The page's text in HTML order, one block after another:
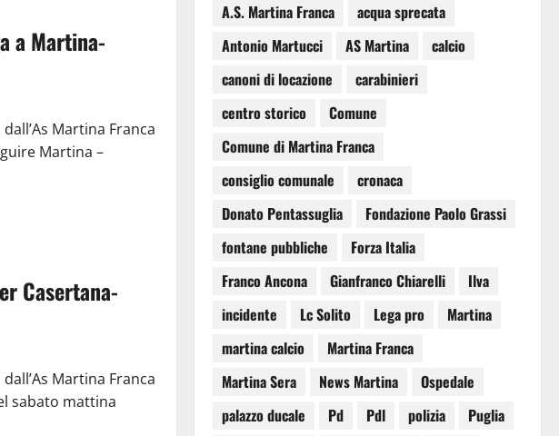
a Martina-
Martina Franca
Martina –
Casertana-
Martina Franca
sabato mattina
A.S. Martina Franca
acqua sprecata
Antonio Martucci
AS Martina
calcio
canoni di locazione
carabinieri
centro storico
Comune
Comune di Martina Franca
consiglio comunale
cronaca
Donato Pentassuglia
Fondazione Paolo Grassi
fontane pubbliche
Forza Italia
Franco Ancona
Gianfranco Chiarelli
Ilva
incidente
Lc Solito Lega pro
Martina
martina calcio
Martina Franca
Martina Sera
News Martina
Ospedale
palazzo ducale
Pd Pdl polizia
Puglia